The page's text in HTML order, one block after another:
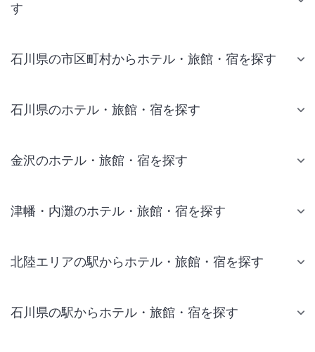
す
石川県の市区町村からホテル・旅館・宿を探す
石川県のホテル・旅館・宿を探す
金沢のホテル・旅館・宿を探す
津幡・内灘のホテル・旅館・宿を探す
北陸エリアの駅からホテル・旅館・宿を探す
石川県の駅からホテル・旅館・宿を探す